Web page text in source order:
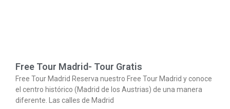
Free Tour Madrid- Tour Gratis
Free Tour Madrid Reserva nuestro Free Tour Madrid y conoce
el centro histórico (Madrid de los Austrias) de una manera
diferente. Las calles de Madrid